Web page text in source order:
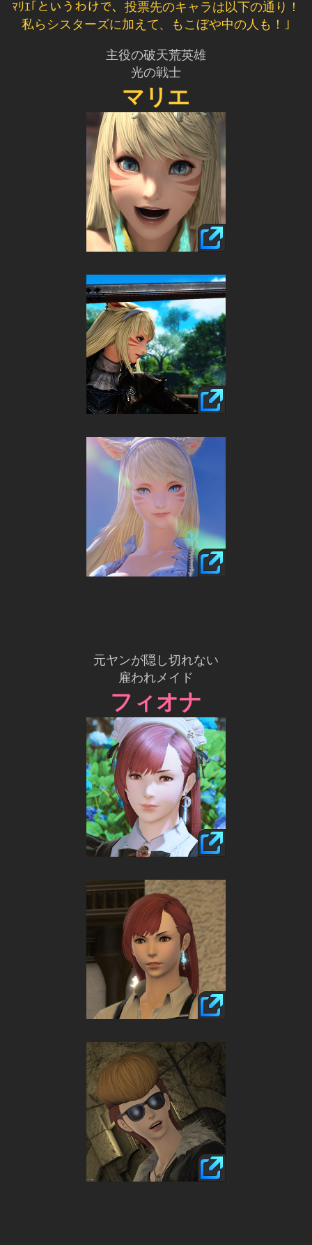
ﾏﾘｴ｢というわけで、投票先のキャラは以下の通り！
私らシスターズに加えて、もこぼや中の人も！｣
主役の破天荒英雄
光の戦士
マリエ
元ヤンが隠し切れない
雇われメイド
フィオナ